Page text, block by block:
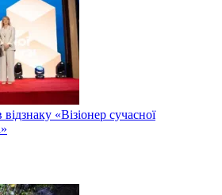
«Візіонер сучасної